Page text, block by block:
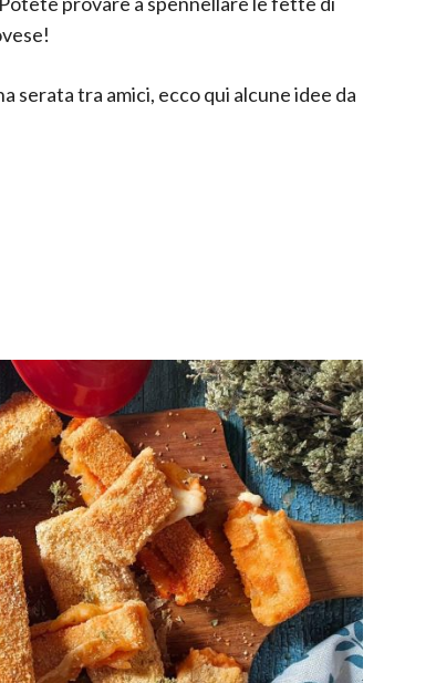
serata tra amici, ecco qui alcune idee da